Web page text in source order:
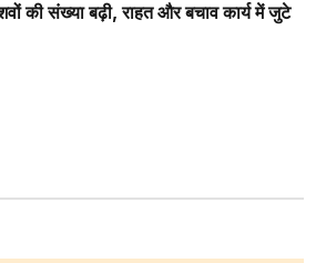
की संख्या बढ़ी, राहत और बचाव कार्य में जुटे